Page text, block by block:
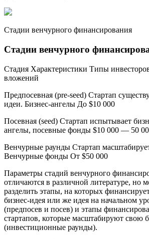
Стадии венчурного финансирования
Стадии венчурного
Стадия Характеристики Типы
вложений
Предпосевная (pre-seed) Стартап
идеи. Бизнес-ангелы До $10 000
Посевная (seed) Стартап испытывает
ангелы, посевные фонды $10 000 — 50
Венчурные раунды Стартап
Венчурные фонды От $50 000
Параметры стадий венчурного
отличаются в различной литературе, но
разделить этапы, на которых
бизнес-идея или же идея на начальном
(предпосев и посев) и этапы
стартапов, которые масштабируют свою
(инвестиционные раунды).